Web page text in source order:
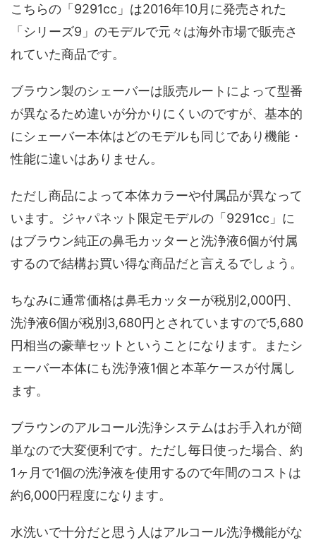
こちらの「9291cc」は2016年10月に発売された
「シリーズ9」のモデルで元々は海外市場で販売さ
れていた商品です。
ブラウン製のシェーバーは販売ルートによって型番
が異なるため違いが分かりにくいのですが、基本的
にシェーバー本体はどのモデルも同じであり機能・
性能に違いはありません。
ただし商品によって本体カラーや付属品が異なって
います。ジャパネット限定モデルの「9291cc」に
はブラウン純正の鼻毛カッターと洗浄液6個が付属
するので結構お買い得な商品だと言えるでしょう。
ちなみに通常価格は鼻毛カッターが税別2,000円、
洗浄液6個が税別3,680円とされていますので5,680
円相当の豪華セットということになります。またシ
ェーバー本体にも洗浄液1個と本革ケースが付属し
ます。
ブラウンのアルコール洗浄システムはお手入れが簡
単なので大変便利です。ただし毎日使った場合、約
1ヶ月で1個の洗浄液を使用するので年間のコストは
約6,000円程度になります。
水洗いで十分だと思う人はアルコール洗浄機能がな